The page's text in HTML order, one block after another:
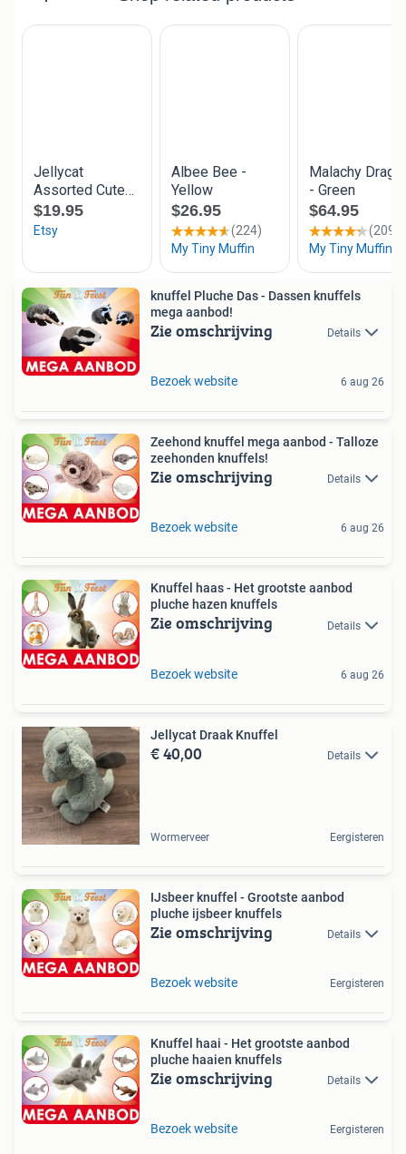
knuffel Pluche Das - Dassen knuffels
mega aanbod!
Zie omschrijving Details
Bezoek website 6 aug 26
Zeehond knuffel mega aanbod - Talloze
zeehonden knuffels!
Zie omschrijving Details
Bezoek website 6 aug 26
Knuffel haas - Het grootste aanbod
pluche hazen knuffels
Zie omschrijving Details
Bezoek website 6 aug 26
Jellycat Draak Knuffel
€ 40,00 Details
Wormerveer Eergisteren
IJsbeer knuffel - Grootste aanbod
pluche ijsbeer knuffels
Zie omschrijving Details
Bezoek website Eergisteren
Knuffel haai - Het grootste aanbod
pluche haaien knuffels
Zie omschrijving Details
Bezoek website Eergisteren